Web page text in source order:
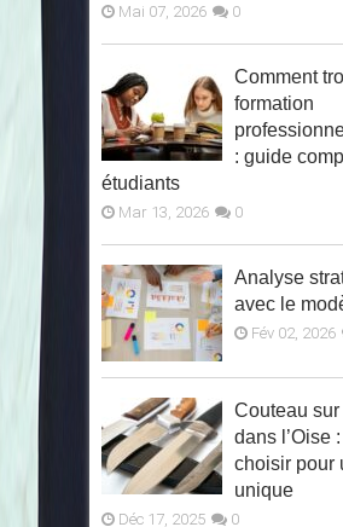
Mai 07, 2026 0
Comment
formation
: guide
étudiants
Mar 13, 2026 0
Analyse
avec le
Fév 02, 2026
Couteau
dans l’Oise
choisir pour
unique
Déc 17, 2025 0